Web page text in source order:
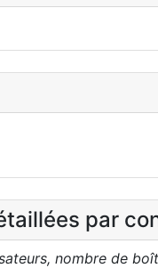
par
nombre de